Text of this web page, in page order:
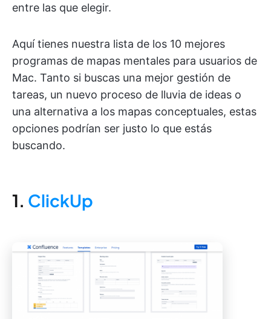
entre las que elegir.
Aquí tienes nuestra lista de los 10 mejores
programas de mapas mentales para usuarios de
Mac. Tanto si buscas una mejor gestión de
tareas, un nuevo proceso de lluvia de ideas o
una alternativa a los mapas conceptuales, estas
opciones podrían ser justo lo que estás
buscando.
1. ClickUp